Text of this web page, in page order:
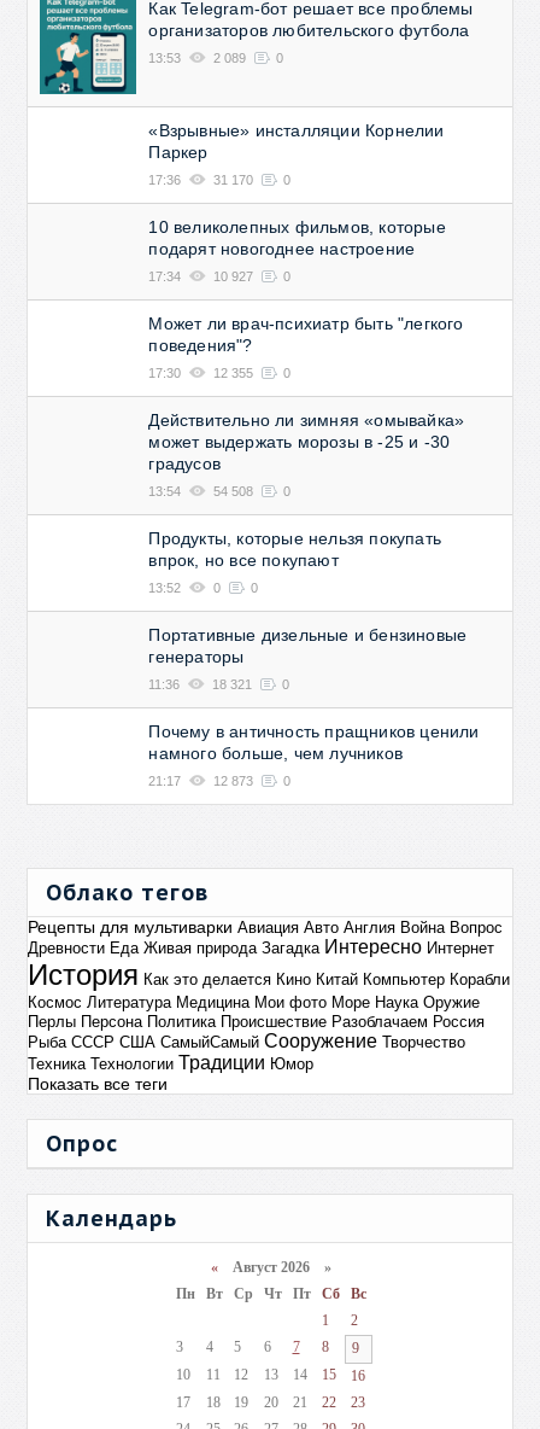
Как Telegram-бот решает все проблемы
организаторов любительского футбола
13:53 2 089 0
«Взрывные» инсталляции Корнелии
Паркер
17:36 31 170 0
10 великолепных фильмов, которые
подарят новогоднее настроение
17:34 10 927 0
Может ли врач-психиатр быть "легкого
поведения"?
17:30 12 355 0
Действительно ли зимняя «омывайка»
может выдержать морозы в -25 и -30
градусов
13:54 54 508 0
Продукты, которые нельзя покупать
впрок, но все покупают
13:52 0 0
Портативные дизельные и бензиновые
генераторы
11:36 18 321 0
Почему в античность пращников ценили
намного больше, чем лучников
21:17 12 873 0
Облако тегов
Рецепты для мультиварки Авиация Авто Англия Война Вопрос
Древности Еда Живая природа Загадка Интересно Интернет
История Как это делается Кино Китай Компьютер Корабли
Космос Литература Медицина Мои фото Море Наука Оружие
Перлы Персона Политика Происшествие Разоблачаем Россия
Рыба СССР США СамыйСамый Сооружение Творчество
Техника Технологии Традиции Юмор
Показать все теги
Опрос
Календарь
«Август 2026 »
Пн
Вт Ср Чт Пт Сб
Вс
1
2
3
4 5 6 7 8
9
10
11 12 13 14 15
16
17
18 19 20 21 22
23